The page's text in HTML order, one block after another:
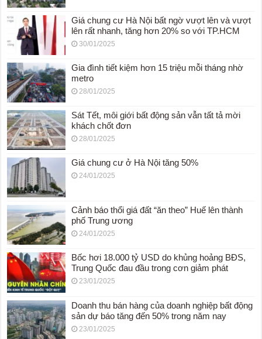
Giá chung cư Hà Nội bất ngờ vượt lên và vượt
lên rất nhanh, tăng hơn 20% so với TP.HCM
30/01/2025
Gia đình tiết kiệm hơn 15 triệu mỗi tháng nhờ
metro
28/01/2025
Sát Tết, môi giới bất động sản vẫn tất tả mời
khách chốt đơn
28/01/2025
Giá chung cư ở Hà Nội tăng 50%
24/01/2025
Cảnh báo thổi giá đất “ăn theo” Huế lên thành
phố Trung ương
24/01/2025
Bốc hơi 18.000 tỷ USD do khủng hoảng BĐS,
Trung Quốc đau đầu trong cơn giảm phát
23/01/2025
Doanh thu bán hàng của doanh nghiệp bất động
sản dự báo tăng đến 50% trong năm nay
23/01/2025